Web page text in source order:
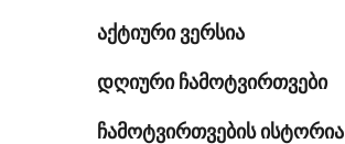
აქტიური ვერსია
დღიური ჩამოტვირთვები
ჩამოტვირთვების ისტორია